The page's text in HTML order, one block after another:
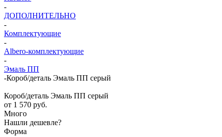
-
ДОПОЛНИТЕЛЬНО
-
Комплектующие
-
Albero-комплектующие
-
Эмаль ПП
-Короб/деталь Эмаль ПП серый
Короб/деталь Эмаль ПП серый
от 1 570 руб.
Много
Нашли дешевле?
Форма